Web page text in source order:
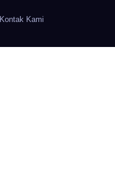
Kontak Kami